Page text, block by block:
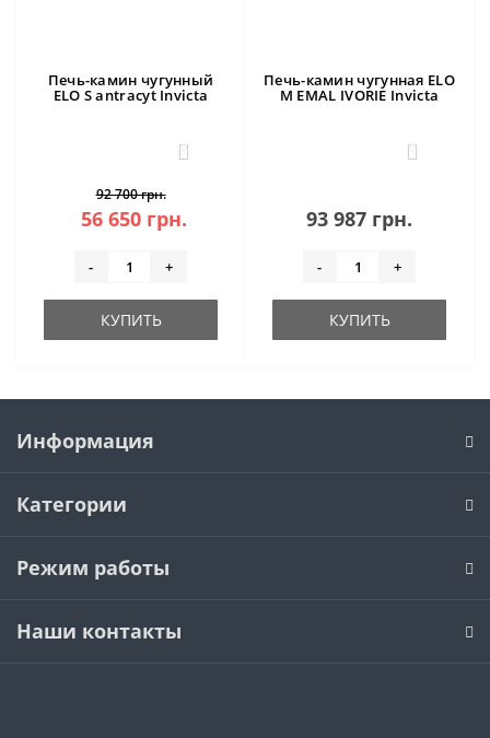
Печь-камин чугунный
ELO S antracyt Invicta
0
92 700 грн.
56 650 грн.
- +
КУПИТЬ
Печь-камин чугунная ELO
M EMAL IVORIE Invicta
0
93 987 грн.
- +
КУПИТЬ
Информация
Категории
Режим работы
Наши контакты